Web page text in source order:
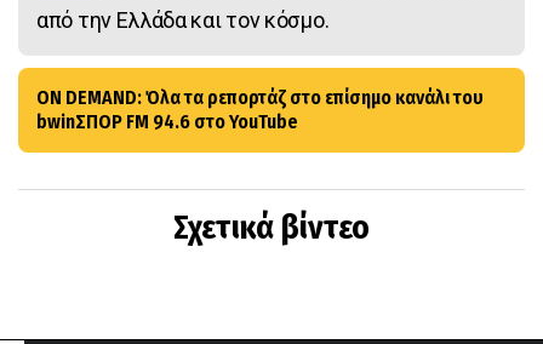
από την Ελλάδα και τον κόσμο.
ON DEMAND: Όλα τα ρεπορτάζ στο επίσημο κανάλι του
bwinΣΠΟΡ FM 94.6 στο YouTube
Σχετικά βίντεο